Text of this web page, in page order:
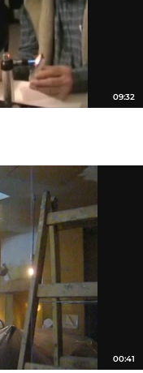
09:32
00:41